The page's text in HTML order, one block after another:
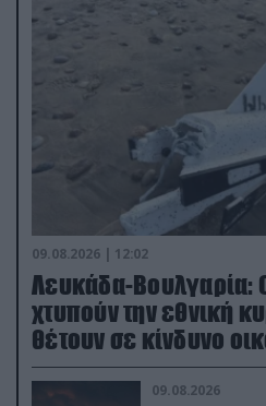
09.08.2026 | 12:02
Λευκάδα-Βουλγαρία:
χτυπούν την εθνική
θέτουν σε κίνδυνο
του ΝΑΤΟ
09.08.2026